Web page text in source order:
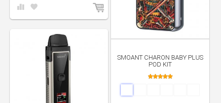
SMOANT CHARON BABY PLUS
POD KIT